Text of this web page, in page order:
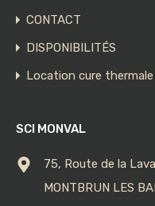
CONTACT
DISPONIBILITÉS
Location cure
SCI MONVAL
75, Route de la
MONTBRUN LES